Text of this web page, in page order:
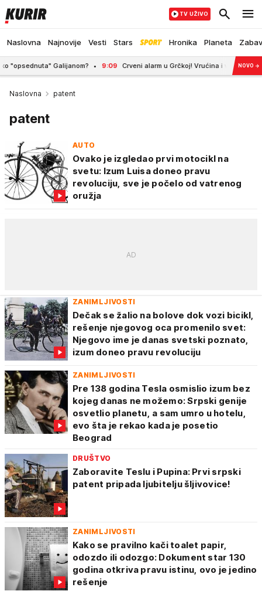
Naslovna Najnovije Vesti Stars Hronika Planeta
TV UŽIVO
Galijanom? 9:09 Crveni alarm u Grčkoj! Vrućina i vetar prete da NOVO →
Naslovna patent
patent
AUTO
Ovako je izgledao prvi motocikl na
svetu: Izum Luisa doneo pravu
revoluciju, sve je počelo od vatrenog
oružja
ZANIMLJIVOSTI
Dečak se žalio na bolove dok vozi bicikl,
rešenje njegovog oca promenilo svet:
Njegovo ime je danas svetski poznato,
izum doneo pravu revoluciju
ZANIMLJIVOSTI
Pre 138 godina Tesla osmislio izum bez
kojeg danas ne možemo: Srpski genije
osvetlio planetu, a sam umro u hotelu,
evo šta je rekao kada je posetio
Beograd
DRUŠTVO
Zaboravite Teslu i Pupina: Prvi srpski
patent pripada ljubitelju šljivovice!
ZANIMLJIVOSTI
Kako se pravilno kači toalet papir,
odozdo ili odozgo: Dokument star 130
godina otkriva pravu istinu, ovo je jedino
rešenje